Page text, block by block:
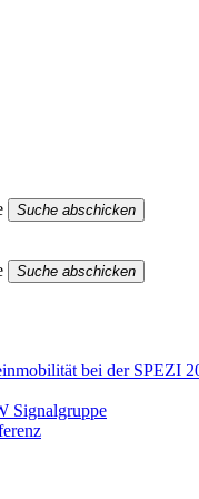
Suche abschicken
Suche abschicken
bei der SPEZI
Signalgruppe